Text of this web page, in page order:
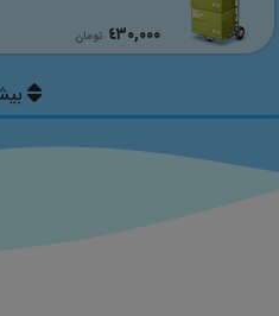
٤٣٠,٠٠٠ تومان